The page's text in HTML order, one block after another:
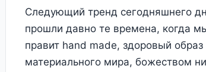
Следующий тренд сегодняшнего
прошли давно те времена, когда
правит hand made, здоровый
материального мира, божеством